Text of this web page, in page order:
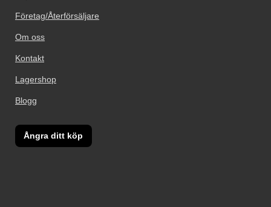
Företag/Återförsäljare
Om oss
Kontakt
Lagershop
Blogg
Ångra ditt köp